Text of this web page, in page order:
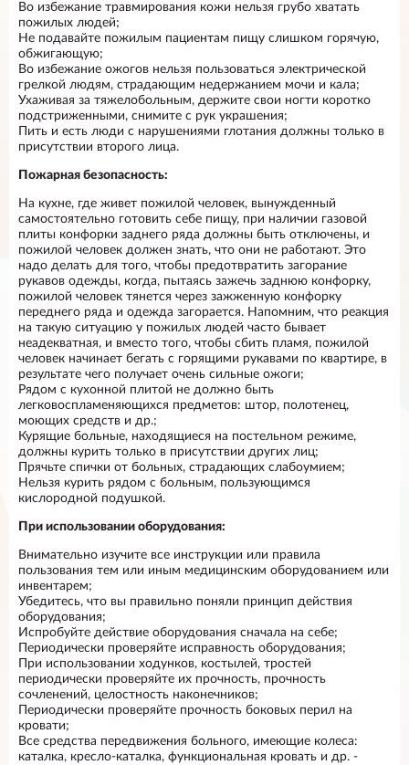
Во избежание травмирования кожи нельзя грубо хватать
пожилых людей;
Не подавайте пожилым пациентам пищу слишком горячую,
обжигающую;
Во избежание ожогов нельзя пользоваться электрической
грелкой людям, страдающим недержанием мочи и кала;
Ухаживая за тяжелобольным, держите свои ногти коротко
подстриженными, снимите с рук украшения;
Пить и есть люди с нарушениями глотания должны только в
присутствии второго лица.
Пожарная безопасность:
На кухне, где живет пожилой человек, вынужденный
самостоятельно готовить себе пищу, при наличии газовой
плиты конфорки заднего ряда должны быть отключены, и
пожилой человек должен знать, что они не работают. Это
надо делать для того, чтобы предотвратить загорание
рукавов одежды, когда, пытаясь зажечь заднюю конфорку,
пожилой человек тянется через зажженную конфорку
переднего ряда и одежда загорается. Напомним, что реакция
на такую ситуацию у пожилых людей часто бывает
неадекватная, и вместо того, чтобы сбить пламя, пожилой
человек начинает бегать с горящими рукавами по квартире, в
результате чего получает очень сильные ожоги;
Рядом с кухонной плитой не должно быть
легковоспламеняющихся предметов: штор, полотенец,
моющих средств и др.;
Курящие больные, находящиеся на постельном режиме,
должны курить только в присутствии других лиц;
Прячьте спички от больных, страдающих слабоумием;
Нельзя курить рядом с больным, пользующимся
кислородной подушкой.
При использовании оборудования:
Внимательно изучите все инструкции или правила
пользования тем или иным медицинским оборудованием или
инвентарем;
Убедитесь, что вы правильно поняли принцип действия
оборудования;
Испробуйте действие оборудования сначала на себе;
Периодически проверяйте исправность оборудования;
При использовании ходунков, костылей, тростей
периодически проверяйте их прочность, прочность
сочленений, целостность наконечников;
Периодически проверяйте прочность боковых перил на
кровати;
Все средства передвижения больного, имеющие колеса:
каталка, кресло-каталка, функциональная кровать и др. -